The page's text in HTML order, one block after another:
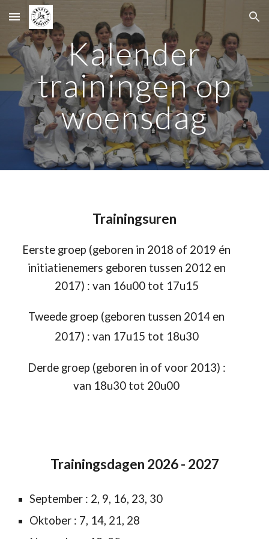
Skip to main content Skip to navigation
Kalender
trainingen op
woensdag
Trainingsuren
Eerste groep (geboren in 2018 of 2019 én
initiatienemers geboren tussen 2012 en
2017) : van 16u00 tot 17u15
Tweede groep (geboren tussen 2014 en
2017) : van 17u15 tot 18u30
Derde groep (geboren in of voor 2013) :
van 18u30 tot 20u00
Trainingsdagen 2026- 2027
September : 2, 9, 16, 23, 30
Oktober : 7, 14, 21, 28